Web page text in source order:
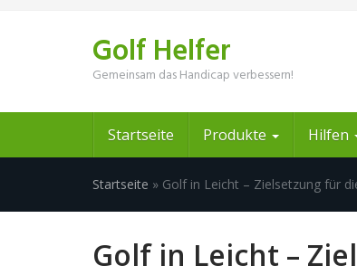
Golf Helfer
Gemeinsam das Handicap verbessern!
Startseite Produkte Hilfen
Startseite » Golf in Leicht – Zielsetzung für
Golf in Leicht –